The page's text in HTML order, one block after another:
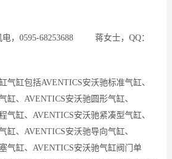
电，0595-68253688 蒋女士，QQ：
气缸包括AVENTICS安沃驰标准气缸、
缸、AVENTICS安沃驰圆形气缸、
气缸、AVENTICS安沃驰紧凑型气缸、
缸、AVENTICS安沃驰导向气缸、
气缸、AVENTICS安沃驰气缸阀门单